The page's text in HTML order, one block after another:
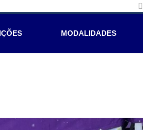
MODALIDADES